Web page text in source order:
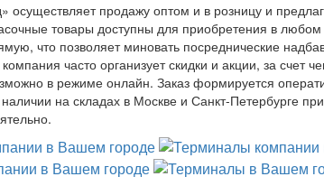
осуществляет продажу оптом и в розницу и
товары доступны для приобретения в
что позволяет миновать посреднические
часто организует скидки и акции, за счет
в режиме онлайн. Заказ формируется
на складах в Москве и Санкт-Петербурге